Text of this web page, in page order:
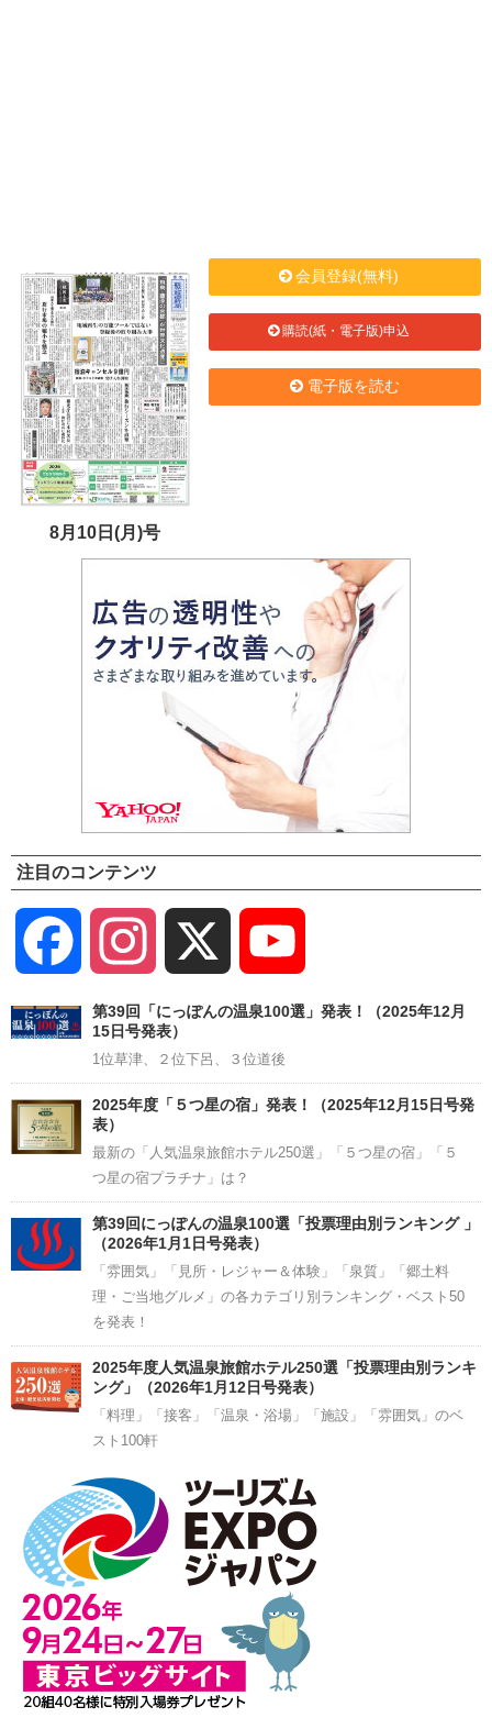
8月10日(月)号
会員登録(無料)
購読(紙・電子版)申込
電子版を読む
注目のコンテンツ
Facebook Instagram
Channel
第39回「にっぽんの温泉100選」発表！（2025年12月
15日号発表）
1位草津、２位下呂、３位道後
2025年度「５つ星の宿」発表！（2025年12月15日号発
表）
最新の「人気温泉旅館ホテル250選」「５つ星の宿」「５
つ星の宿プラチナ」は？
第39回にっぽんの温泉100選「投票理由別ランキング 」
（2026年1月1日号発表）
「雰囲気」「見所・レジャー＆体験」「泉質」「郷土料
理・ご当地グルメ」の各カテゴリ別ランキング・ベスト50
を発表！
2025年度人気温泉旅館ホテル250選「投票理由別ランキ
ング」（2026年1月12日号発表）
「料理」「接客」「温泉・浴場」「施設」「雰囲気」のベ
スト100軒